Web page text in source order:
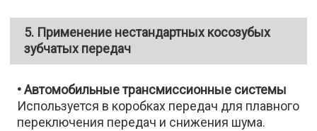
5. Применение нестандартных косозубых
зубчатых передач
• Автомобильные трансмиссионные системы
Используется в коробках передач для плавного
переключения передач и снижения шума.